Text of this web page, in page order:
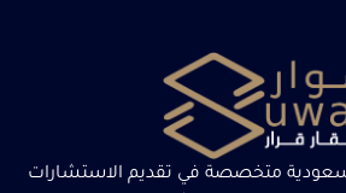
سعودية متخصصة في تقديم الاستشارات